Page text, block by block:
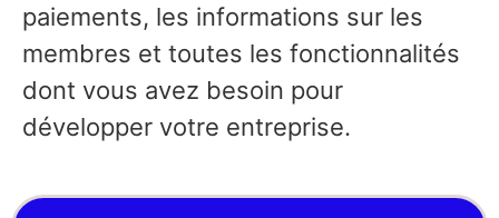
paiements, les informations sur les
membres et toutes les fonctionnalités
dont vous avez besoin pour
développer votre entreprise.